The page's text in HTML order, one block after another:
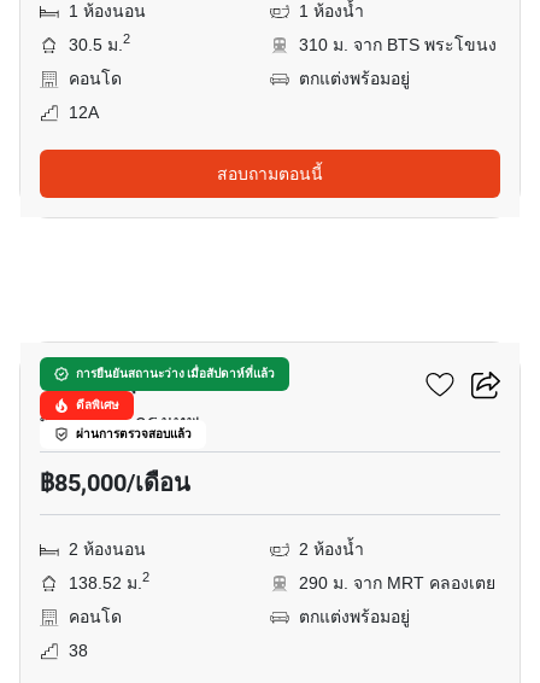
1 ห้องนอน
1 ห้องน้ำ
30.5 ม.2
310 ม. จาก BTS พระโขนง
คอนโด
ตกแต่งพร้อมอยู่
12A
สอบถามตอนนี้
การยืนยันสถานะว่าง เมื่อสัปดาห์ที่แล้ว
ดีลพิเศษ
ผ่านการตรวจสอบแล้ว
อมันตา ลุมพินี
พระราม 4, กรุงเทพ
฿85,000/เดือน
2 ห้องนอน
2 ห้องน้ำ
138.52 ม.2
290 ม. จาก MRT คลองเตย
คอนโด
ตกแต่งพร้อมอยู่
38